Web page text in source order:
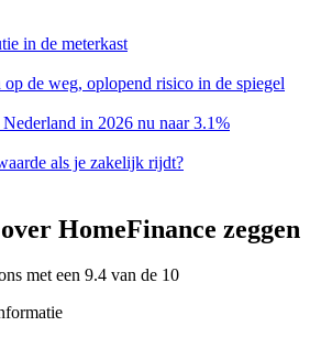
in de meterkast
op de weg, oplopend risico in de spiegel
in 2026 nu naar 3.1%
als je zakelijk rijdt?
HomeFinance zeggen
met een 9.4 van de 10